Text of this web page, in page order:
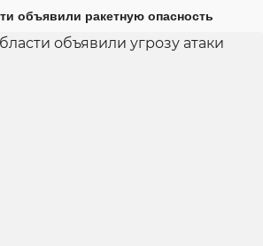
объявили ракетную опасность